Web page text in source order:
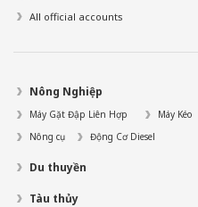
All official accounts
Nông Nghiệp
Máy Gặt Đập Liên Hợp Máy Kéo
Nông cụ
Động Cơ Diesel
Du thuyền
Tàu thủy